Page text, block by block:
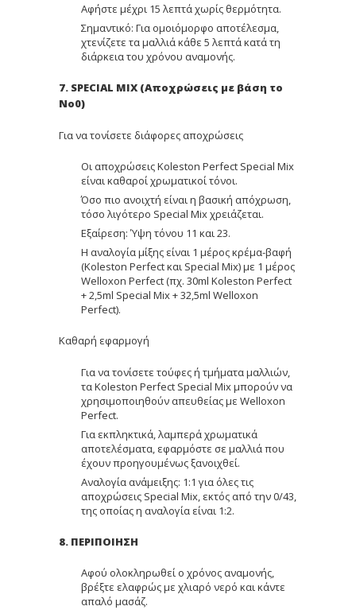
Αφήστε μέχρι 15 λεπτά χωρίς θερμότητα.
Σημαντικό: Για ομοιόμορφο αποτέλεσμα,
χτενίζετε τα μαλλιά κάθε 5 λεπτά κατά τη
διάρκεια του χρόνου αναμονής.
7. SPECIAL MIX (Αποχρώσεις με βάση το
Νο0)
Για να τονίσετε διάφορες αποχρώσεις
Οι αποχρώσεις Koleston Perfect Special Mix
είναι καθαροί χρωματικοί τόνοι.
Όσο πιο ανοιχτή είναι η βασική απόχρωση,
τόσο λιγότερο Special Mix χρειάζεται.
Εξαίρεση: Ύψη τόνου 11 και 23.
Η αναλογία μίξης είναι 1 μέρος κρέμα-βαφή
(Koleston Perfect και Special Mix) με 1 μέρος
Welloxon Perfect (πχ. 30ml Koleston Perfect
+ 2,5ml Special Mix + 32,5ml Welloxon
Perfect).
Καθαρή εφαρμογή
Για να τονίσετε τούφες ή τμήματα μαλλιών,
τα Koleston Perfect Special Mix μπορούν να
χρησιμοποιηθούν απευθείας με Welloxon
Perfect.
Για εκπληκτικά, λαμπερά χρωματικά
αποτελέσματα, εφαρμόστε σε μαλλιά που
έχουν προηγουμένως ξανοιχθεί.
Αναλογία ανάμειξης: 1:1 για όλες τις
αποχρώσεις Special Mix, εκτός από την 0/43,
της οποίας η αναλογία είναι 1:2.
8. ΠΕΡΙΠΟΙΗΣΗ
Αφού ολοκληρωθεί ο χρόνος αναμονής,
βρέξτε ελαφρώς με χλιαρό νερό και κάντε
απαλό μασάζ.